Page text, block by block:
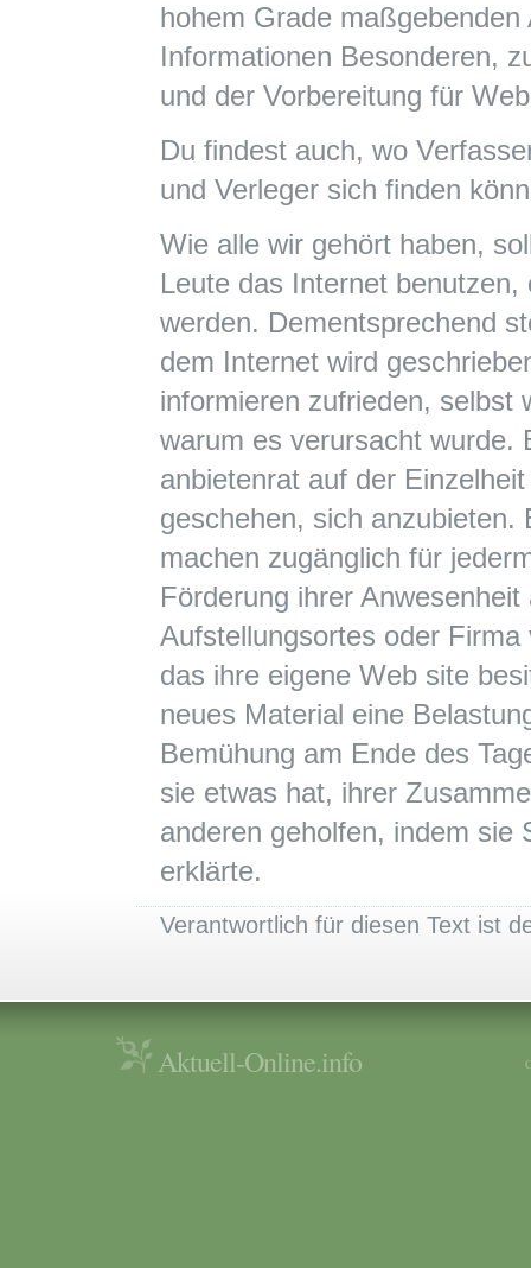
hohem Grade
Informationen Besonderen,
und der Vorbereitung für
Du findest auch, wo
und Verleger sich finden
Wie alle wir gehört haben,
Leute das Internet
werden. Dementsprechend
dem Internet wird
informieren zufrieden, selbst
warum es verursacht wurde.
anbietenrat auf der
geschehen, sich anzubieten.
machen zugänglich für
Förderung ihrer
Aufstellungsortes oder
das ihre eigene Web site
neues Material eine
Bemühung am Ende des
sie etwas hat, ihrer
anderen geholfen, indem sie
erklärte.
Verantwortlich für diesen Text ist
Aktuell-Online.info